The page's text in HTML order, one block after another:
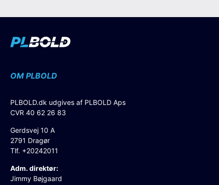
OM PLBOLD
PLBOLD.dk udgives af PLBOLD Aps
CVR 40 62 26 83
Gerdsvej 10 A
2791 Dragør
Tlf. +20242011
Adm. direktør:
Jimmy Bøjgaard